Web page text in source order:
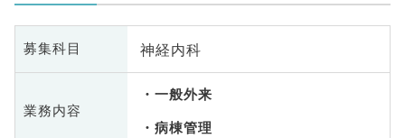
募集科目 神経内科
業務内容
一般外来
病棟管理